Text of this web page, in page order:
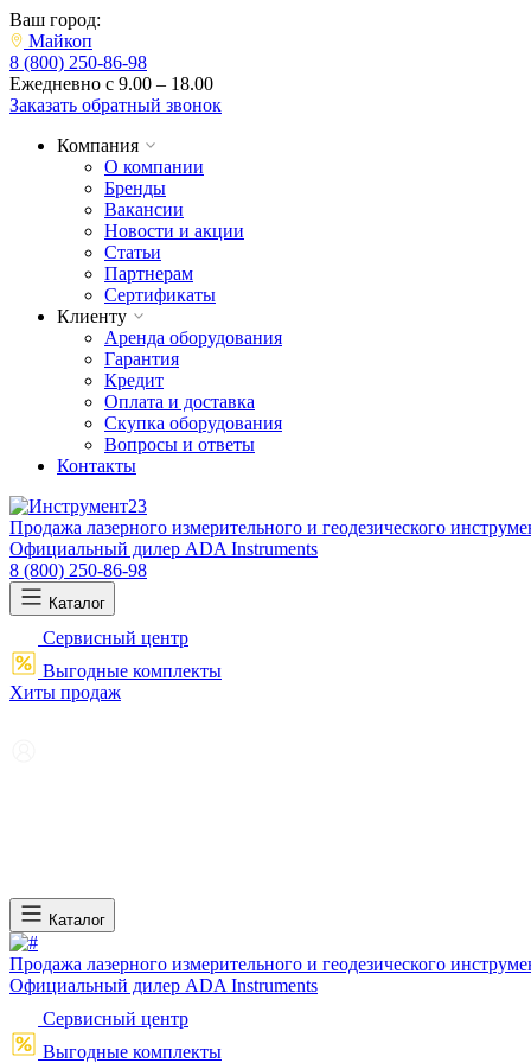
Ваш город:
Майкоп
8 (800) 250-86-98
Ежедневно с 9.00 – 18.00
Заказать обратный звонок
Компания
О компании
Бренды
Вакансии
Новости и акции
Статьи
Партнерам
Сертификаты
Клиенту
Аренда оборудования
Гарантия
Кредит
Оплата и доставка
Скупка оборудования
Вопросы и ответы
Контакты
Продажа лазерного измерительного и геодезического
Официальный дилер ADA Instruments
8 (800) 250-86-98
Каталог
Сервисный центр
Выгодные комплекты
Хиты продаж
Каталог
Продажа лазерного измерительного и геодезического
Официальный дилер ADA Instruments
Сервисный центр
Выгодные комплекты